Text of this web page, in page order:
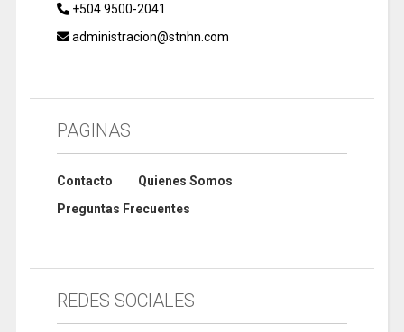
+504 9500-2041
administracion@stnhn.com
PAGINAS
Contacto
Quienes Somos
Preguntas Frecuentes
REDES SOCIALES